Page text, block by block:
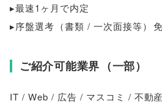
▸最速1ヶ月で内定
▸序盤選考 （書類 / 一次面接等）
ご紹介可能業界 （一部）
IT / Web / 広告 / マスコミ / 不動